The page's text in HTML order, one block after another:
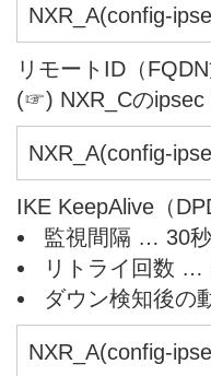
NXR_A(config-
リモートID（
(☞) NXR_Cのipsec
NXR_A(config-
IKE KeepAlive（
監視間隔 … 30秒
リトライ回数 …
ダウン検知後の
NXR_A(config-